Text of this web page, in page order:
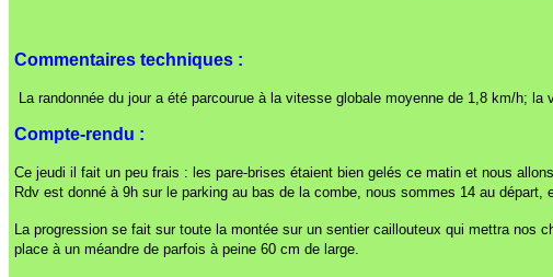
Commentaires techniques :
La randonnée du jour a été parcourue à la vitesse globale moyenne de 1,8 km/h;
Compte-rendu :
Ce jeudi il fait un peu frais : les pare-brises étaient bien gelés ce matin et nous
Rdv est donné à 9h sur le parking au bas de la combe, nous sommes 14 au
La progression se fait sur toute la montée sur un sentier caillouteux qui mettra nos
place à un méandre de parfois à peine 60 cm de large.